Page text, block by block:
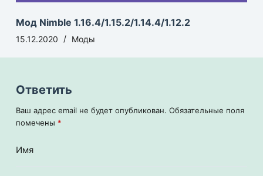
Мод Nimble 1.16.4/1.15.2/1.14.4/1.12.2
15.12.2020 Моды
Ответить
Ваш адрес email не будет опубликован. Обязательные поля
помечены *
Имя